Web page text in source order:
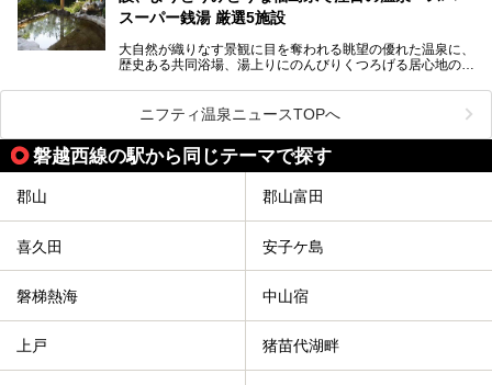
そんな方は、ぜひサウナに足を運んでみてくださいね。
スーパー銭湯 厳選5施設
大自然が織りなす景観に目を奪われる眺望の優れた温泉に、
歴史ある共同浴場、湯上りにのんびりくつろげる居心地のい
スーパー銭湯など、多種多様な温浴施設が割拠する福島県。
今回は、そんな福島県にある温浴施設のなかから、筆者が
「一度訪ねてみたい」と気になっている魅力的な施設を5件
ピックアップして紹介します。
※2021/07/21時点の情報です。
ニフティ温泉ニュースTOPへ
磐越西線の駅から同じテーマで探す
郡山 郡山富田
喜久田 安子ケ島
磐梯熱海 中山宿
上戸 猪苗代湖畔